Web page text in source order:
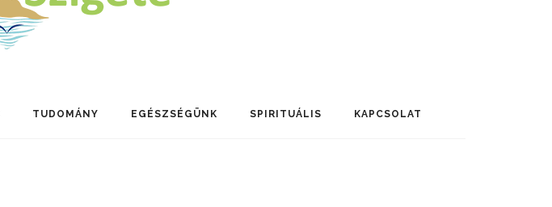
TUDOMÁNY EGÉSZSÉGÜNK SPIRITUÁLIS KAPCSOLAT